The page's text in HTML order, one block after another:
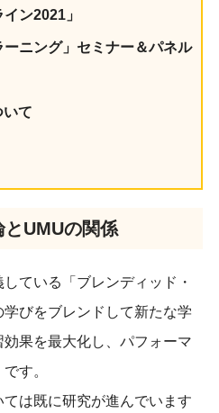
ン2021」
ニング」セミナー＆パネル
て
UMUの関係
ている「ブレンディッド・
びをブレンドして新たな学
果を最大化し、パフォーマ
す。
は既に研究が進んでいます